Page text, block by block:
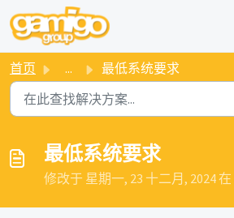
跳过至主要内容
首页 ... 最低系统要求
最低系统要求
修改于 星期一, 23 十二月, 2024 在